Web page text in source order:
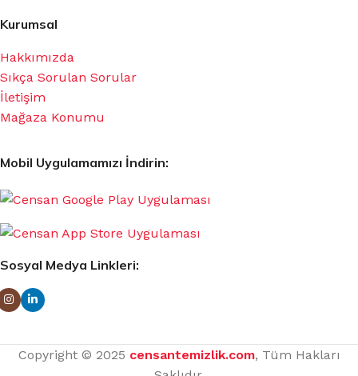
Kurumsal
Hakkımızda
Sıkça Sorulan Sorular
İletişim
Mağaza Konumu
Mobil Uygulamamızı İndirin:
Sosyal Medya Linkleri:
Copyright © 2025 censantemizlik.com, Tüm Hakları